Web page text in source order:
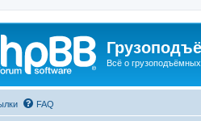
Всё о
FAQ